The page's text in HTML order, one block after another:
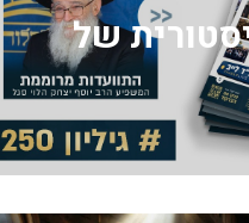
היסטורית של